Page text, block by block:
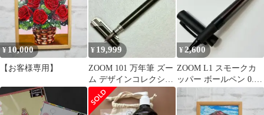
¥10,000
【お客様専用】
¥ 19,999
ZOOM 101 万年筆 ズー
ム デザインコレクショ
ン FP-CDZ14
¥2,600
ZOOM L1 スモークカ
ッパー ボールペン 0.5
BJ-ZL1EC55